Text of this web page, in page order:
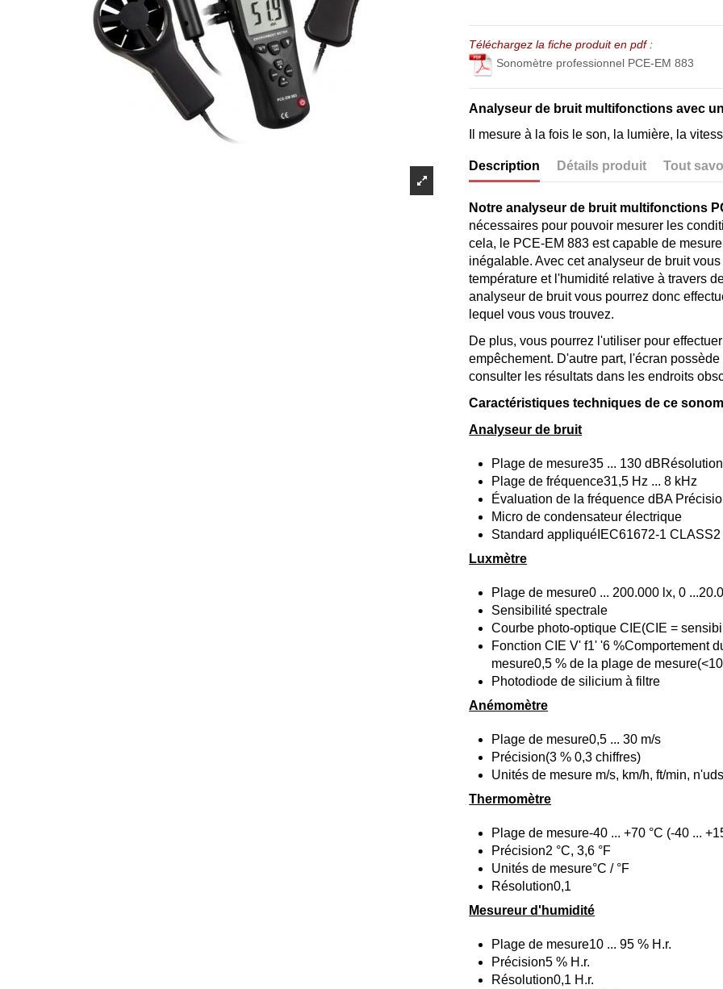
Téléchargez la fiche produit en pdf :
Sonomètre professionnel PCE-EM 883
Analyseur de bruit multifonctions avec
Il mesure à la fois le son, la lumière, la
Description Détails produit Tout
Notre analyseur de bruit multifonctions
nécessaires pour pouvoir mesurer les
cela, le PCE-EM 883 est capable de
inégalable. Avec cet analyseur de bruit
température et l'humidité relative à travers
analyseur de bruit vous pourrez donc
lequel vous vous trouvez.
De plus, vous pourrez l'utiliser pour
empêchement. D'autre part, l'écran
consulter les résultats dans les endroits
Caractéristiques techniques de ce
Analyseur de bruit
Plage de mesure35 ... 130
Plage de fréquence31,5 Hz ... 8 kHz
Évaluation de la fréquence dBA
Micro de condensateur électrique
Standard appliquéIEC61672-1 CLASS2
Luxmètre
Plage de mesure0 ... 200.000 lx, 0
Sensibilité spectrale
Courbe photo-optique CIE(CIE =
Fonction CIE V' f1' '6 %Comportement
mesure0,5 % de la plage de
Photodiode de silicium à filtre
Anémomètre
Plage de mesure0,5 ... 30 m/s
Précision(3 % 0,3 chiffres)
Unités de mesure m/s, km/h, ft/min,
Thermomètre
Plage de mesure-40 ... +70 °C (-40 ...
Précision2 °C, 3,6 °F
Unités de mesure°C / °F
Résolution0,1
Mesureur d'humidité
Plage de mesure10 ... 95 % H.r.
Précision5 % H.r.
Résolution0,1 H.r.